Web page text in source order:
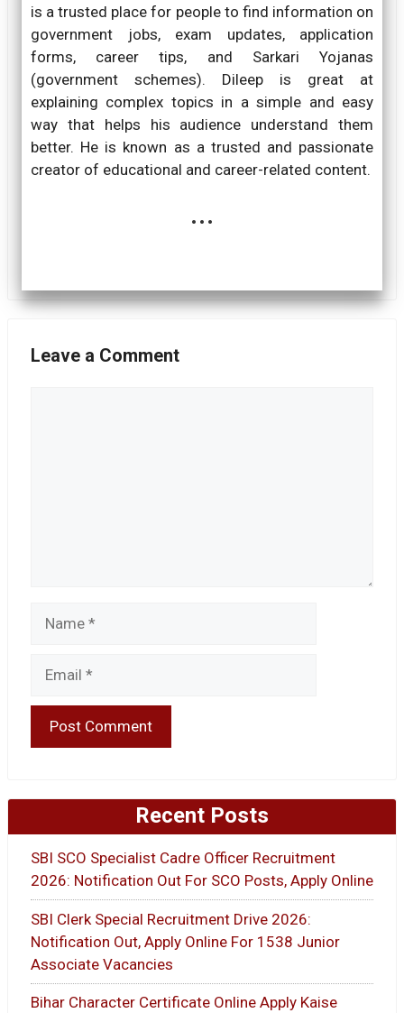
is a trusted place for people to find information on
government jobs, exam updates, application
forms, career tips, and Sarkari Yojanas
(government schemes). Dileep is great at
explaining complex topics in a simple and easy
way that helps his audience understand them
better. He is known as a trusted and passionate
creator of educational and career-related content.
...
Leave a Comment
Recent Posts
SBI SCO Specialist Cadre Officer Recruitment
2026: Notification Out For SCO Posts, Apply Online
SBI Clerk Special Recruitment Drive 2026:
Notification Out, Apply Online For 1538 Junior
Associate Vacancies
Bihar Character Certificate Online Apply Kaise